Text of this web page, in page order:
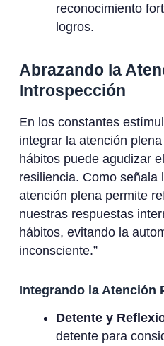
reconocimiento
logros.
Abrazando la
Introspección
En los constantes
integrar la atención
hábitos puede agudizar
resiliencia. Como señala
atención plena permite
nuestras respuestas
hábitos, evitando la
inconsciente.”
Integrando la Atención
Detente y
detente para